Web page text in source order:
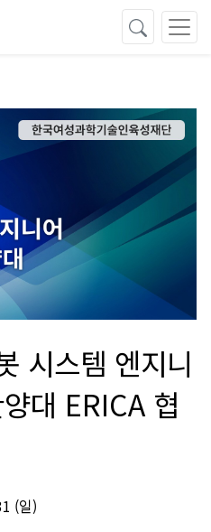
시스템 엔지니
대 ERICA 협
(일)